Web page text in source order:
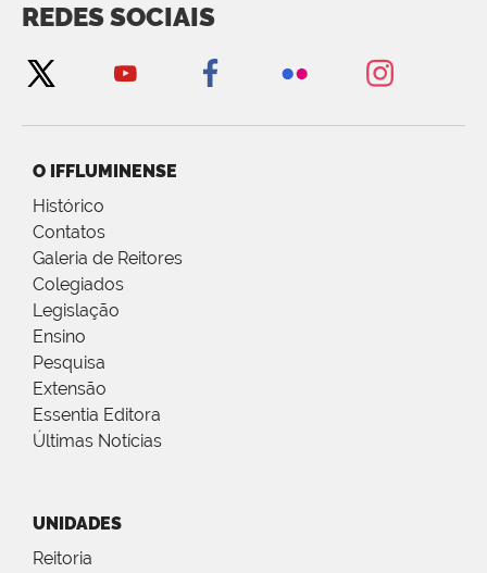
REDES SOCIAIS
O IFFLUMINENSE
Histórico
Contatos
Galeria de Reitores
Colegiados
Legislação
Ensino
Pesquisa
Extensão
Essentia Editora
Últimas Notícias
UNIDADES
Reitoria